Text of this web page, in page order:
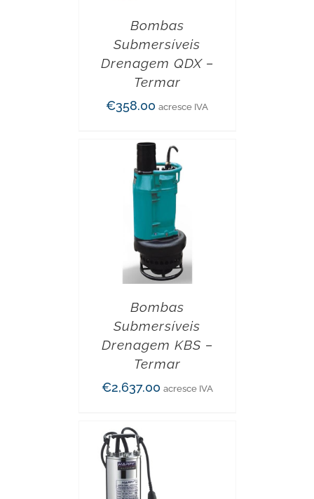
Bombas
Submersíveis
Drenagem QDX –
Termar
€358.00 acresce IVA
Bombas
Submersíveis
Drenagem KBS –
Termar
€2,637.00 acresce IVA